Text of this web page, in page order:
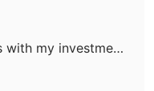
regulations
Can I trust Masumo Securities with my investments?